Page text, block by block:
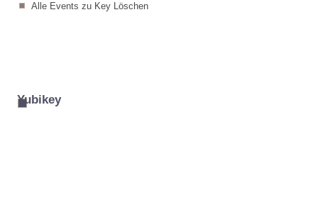
Alle Events zu Key Löschen
Yubikey